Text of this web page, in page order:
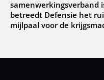
samenwerkingsverband
betreedt Defensie het
mijlpaal voor de